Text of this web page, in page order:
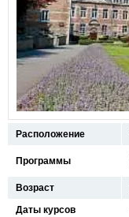
Расположение
Программы
Возраст
Даты курсов